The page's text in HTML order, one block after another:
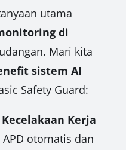
utama
di
Mari kita
sistem AI
Safety Guard:
Kerja
otomatis dan